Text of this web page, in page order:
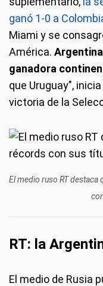
ganó 1-0 a
Miami y se
América.
ganadora
que Uruguay",
victoria de la
El medio ruso RT destaca
RT: la
El medio de Rusia